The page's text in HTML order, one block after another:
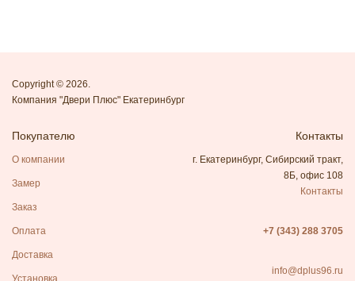
Copyright © 2026.
Компания "Двери Плюс" Екатеринбург
Покупателю
О компании
Замер
Заказ
Оплата
Доставка
Установка
Контакты
г. Екатеринбург, Сибирский тракт,
8Б, офис 108
Контакты
+7 (343) 288 3705
info@dplus96.ru